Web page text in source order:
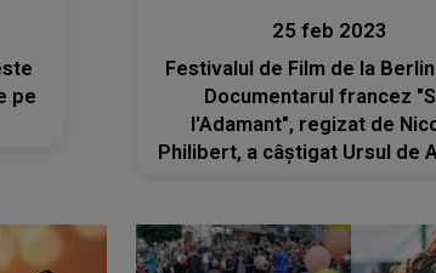
pe
25 feb 2023
Festivalul de Film de la
Documentarul francez
l'Adamant", regizat de
Philibert, a câştigat Ursul de